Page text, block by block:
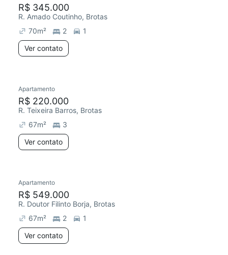
R$ 345.000
R. Amado Coutinho, Brotas
70m² 2
1
Ver contato
Redecorar
Apartamento
R$ 220.000
R. Teixeira Barros, Brotas
67m²
3
Ver contato
Redecorar
Apartamento
R$ 549.000
R. Doutor Filinto Borja, Brotas
67m² 2
1
Ver contato